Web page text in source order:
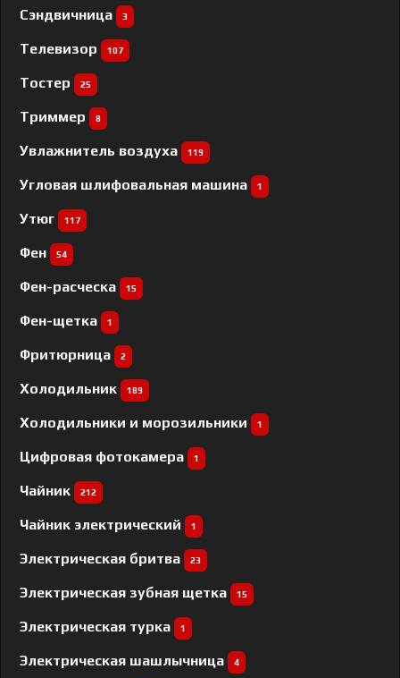
Сэндвичница 3
Телевизор 107
Тостер 25
Триммер 8
Увлажнитель воздуха 119
Угловая шлифовальная машина 1
Утюг 117
Фен 54
Фен-расческа 15
Фен-щетка 1
Фритюрница 2
Холодильник 189
Холодильники и морозильники 1
Цифровая фотокамера 1
Чайник 212
Чайник электрический 1
Электрическая бритва 23
Электрическая зубная щетка 15
Электрическая турка 1
Электрическая шашлычница 4